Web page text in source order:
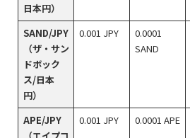
日本円）
SAND/JPY
（ザ・サン
ドボック
ス/日本
円）
0.001 JPY
0.0001
SAND
APE/JPY
0.001 JPY 0.0001 APE